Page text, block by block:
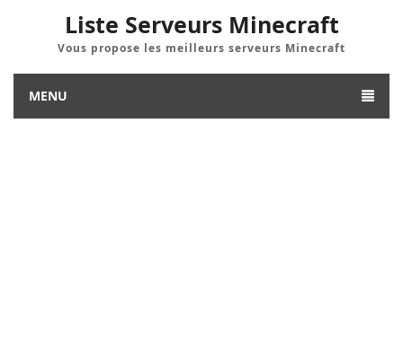
Liste Serveurs Minecraft
Vous propose les meilleurs serveurs Minecraft
MENU